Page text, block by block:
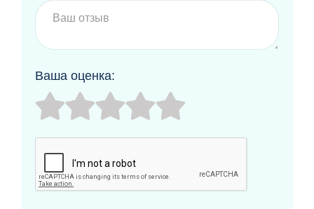
Ваша оценка: